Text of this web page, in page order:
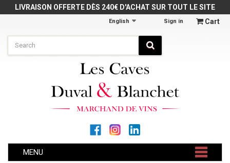
LIVRAISON OFFERTE DÈS 240€ D'ACHAT SUR TOUT LE SITE
Cart
Sign in
English
MENU
Cookies management panel